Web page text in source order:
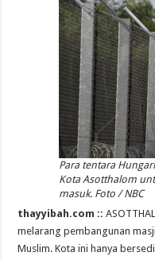
Para tentara
Kota Asotthalom
masuk. Foto / NBC
thayyibah.com ::
melarang pembangunan
Muslim. Kota ini hanya